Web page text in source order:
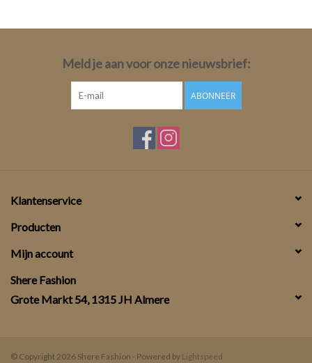
Meld je aan voor onze nieuwsbrief:
ABONNEER
Klantenservice
Producten
Mijn account
Shere Fashion
Grote Markt 54, 1315 JH Almere
© Copyright 2026 Shere Fashion - Powered by Lightspeed